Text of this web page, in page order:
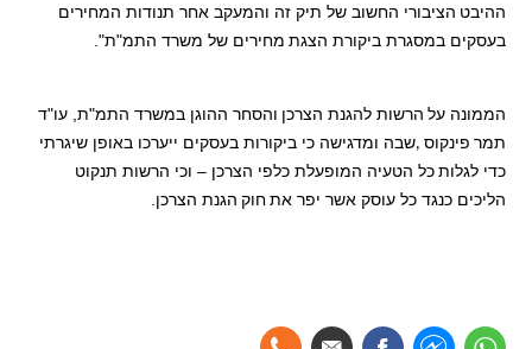
ההיבט הציבורי החשוב של תיק זה והמעקב אחר תנודות המחירים
בעסקים במסגרת ביקורת הצגת מחירים של משרד התמ"ת".
הממונה על הרשות להגנת הצרכן והסחר ההוגן במשרד התמ"ת, עו"ד
תמר פינקוס ,שבה ומדגישה כי ביקורות בעסקים ייערכו באופן שיגרתי
כדי לגלות כל הטעיה המופעלת כלפי הצרכן – וכי הרשות תנקוט
הליכים כנגד כל עוסק אשר יפר את חוק הגנת הצרכן.